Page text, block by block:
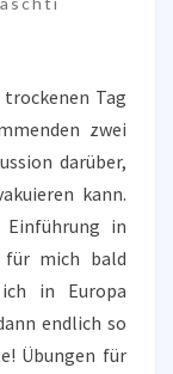
Tag
zwei
darüber,
kann.
in
für mich bald
in Europa
endlich so
Übungen für